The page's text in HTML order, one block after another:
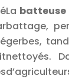
La batteuse
battage,
gerbes,
nettoyés.